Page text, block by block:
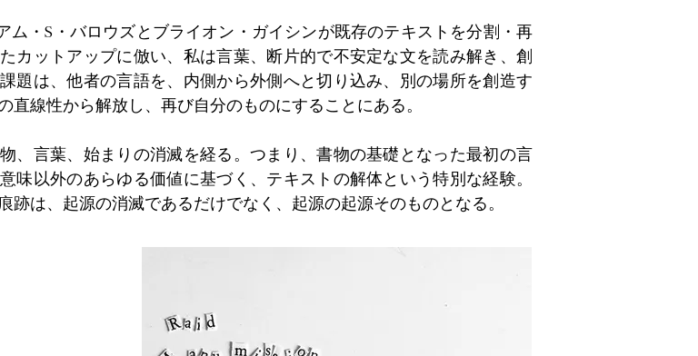
ム・S・バロウズとブライオン・ガイシンが既存のテキストを分割・再
カットアップに倣い、私は言葉、断片的で不安定な文を読み解き、創
題は、他者の言語を、内側から外側へと切り込み、別の場所を創造す
直線性から解放し、再び自分のものにすることにある。
、言葉、始まりの消滅を経る。つまり、書物の基礎となった最初の言
味以外のあらゆる価値に基づく、テキストの解体という特別な経験。
跡は、起源の消滅であるだけでなく、起源の起源そのものとなる。